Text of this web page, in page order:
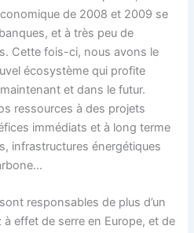
de 2008 et 2009 se
et à très peu de
Cette fois-ci, nous avons le
écosystème qui profite
et dans le futur.
ressources à des projets
immédiats et à long terme
infrastructures énergétiques
responsables de plus d’un
effet de serre en Europe, et de